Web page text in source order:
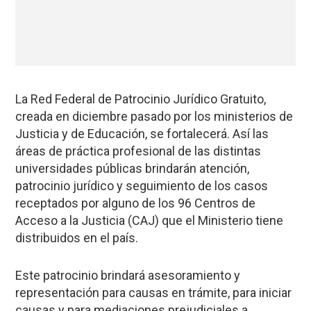
La Red Federal de Patrocinio Jurídico Gratuito,
creada en diciembre pasado por los ministerios de
Justicia y de Educación, se fortalecerá. Así las
áreas de práctica profesional de las distintas
universidades públicas brindarán atención,
patrocinio jurídico y seguimiento de los casos
receptados por alguno de los 96 Centros de
Acceso a la Justicia (CAJ) que el Ministerio tiene
distribuidos en el país.
Este patrocinio brindará asesoramiento y
representación para causas en trámite, para iniciar